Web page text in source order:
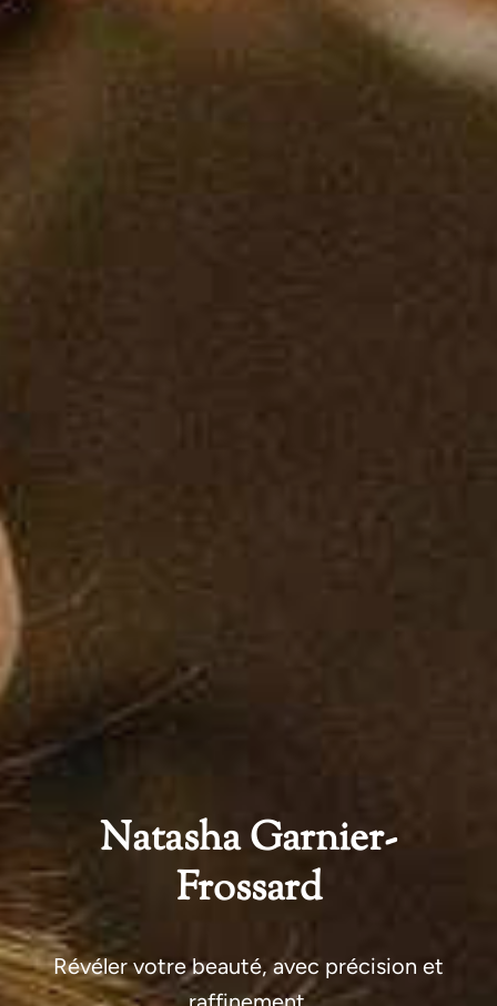
Natasha Garnier-
Frossard
Révéler votre beauté, avec précision et